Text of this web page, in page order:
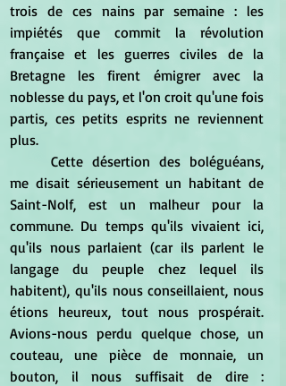
trois de ces nains par semaine : les
impiétés que commit la révolution
française et les guerres civiles de la
Bretagne les firent émigrer avec la
noblesse du pays, et l'on croit qu'une fois
partis, ces petits esprits ne reviennent
plus.
me disait sérieusement un habitant de
Saint-Nolf, est un malheur pour la
commune. Du temps qu'ils vivaient ici,
qu'ils nous parlaient (car ils parlent le
langage du peuple chez lequel ils
habitent), qu'ils nous conseillaient, nous
étions heureux, tout nous prospérait.
Avions-nous perdu quelque chose, un
couteau, une pièce de monnaie, un
bouton, il nous suffisait de dire :